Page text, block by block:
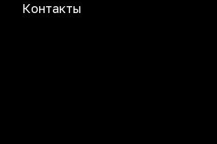
Контакты